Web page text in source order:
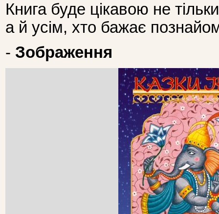
Книга буде цікавою не
а й усім, хто бажає
- Зображення